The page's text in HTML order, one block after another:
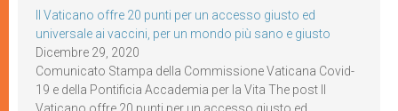
Il Vaticano offre 20 punti per un accesso giusto ed
universale ai vaccini, per un mondo più sano e giusto
Dicembre 29, 2020
Comunicato Stampa della Commissione Vaticana Covid-
19 e della Pontificia Accademia per la Vita The post Il